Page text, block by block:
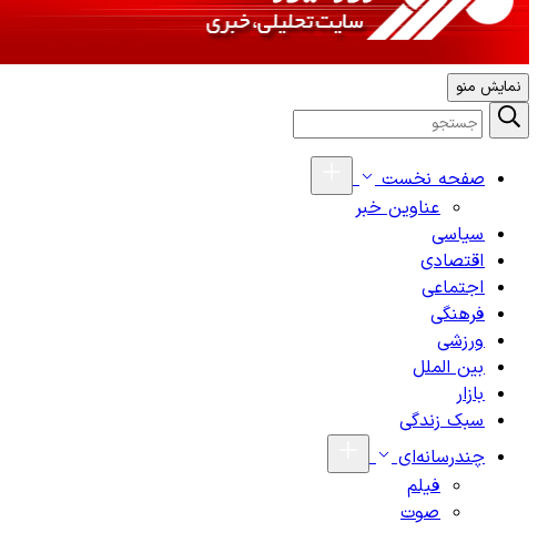
نمایش منو
صفحه نخست
عناوین خبر
سیاسی
اقتصادی
اجتماعی
فرهنگی
ورزشی
بین الملل
بازار
سبک زندگی
چندرسانه‌ای
فیلم
صوت